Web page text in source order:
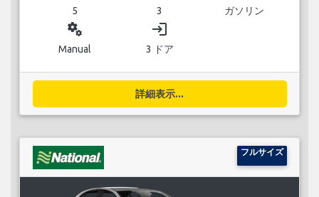
5 3 ガソリン
miscellaneous_services
Manual
login
3 ドア
詳細表示...
フルサイズ